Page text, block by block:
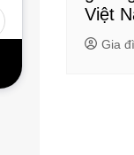
Việt
Gia